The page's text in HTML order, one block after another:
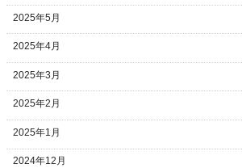
2025年5月
2025年4月
2025年3月
2025年2月
2025年1月
2024年12月